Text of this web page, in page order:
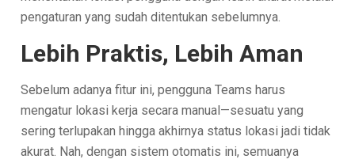
pengaturan yang sudah ditentukan sebelumnya.
Lebih Praktis, Lebih Aman
Sebelum adanya fitur ini, pengguna Teams harus
mengatur lokasi kerja secara manual—sesuatu yang
sering terlupakan hingga akhirnya status lokasi jadi tidak
akurat. Nah, dengan sistem otomatis ini, semuanya